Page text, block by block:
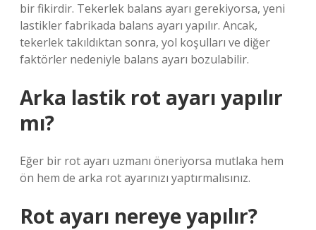
bir fikirdir. Tekerlek balans ayarı gerekiyorsa, yeni
lastikler fabrikada balans ayarı yapılır. Ancak,
tekerlek takıldıktan sonra, yol koşulları ve diğer
faktörler nedeniyle balans ayarı bozulabilir.
Arka lastik rot ayarı yapılır
mı?
Eğer bir rot ayarı uzmanı öneriyorsa mutlaka hem
ön hem de arka rot ayarınızı yaptırmalısınız.
Rot ayarı nereye yapılır?